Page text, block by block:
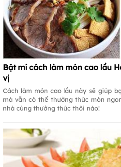
Bật mí cách làm món cao lầu
vị
Cách làm món cao lầu này sẽ giúp
mà vẫn có thể thưởng thức món
nhà cùng thưởng thức thôi nào!